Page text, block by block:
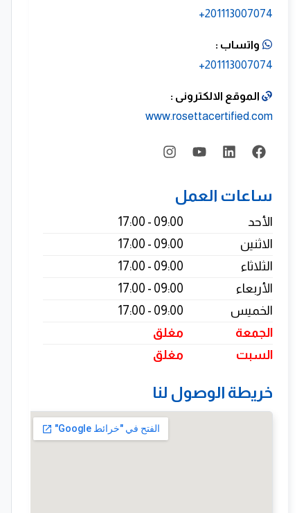
201113007074+
واتساب :
201113007074+
الموقع الالكترونى :
www.rosettacertified.com
ساعات العمل
الأحد
09:00 - 17:00
الاثنين
09:00 - 17:00
الثلاثاء
09:00 - 17:00
الأربعاء
09:00 - 17:00
الخميس
09:00 - 17:00
الجمعة
مغلق
السبت
مغلق
خريطة الوصول لنا